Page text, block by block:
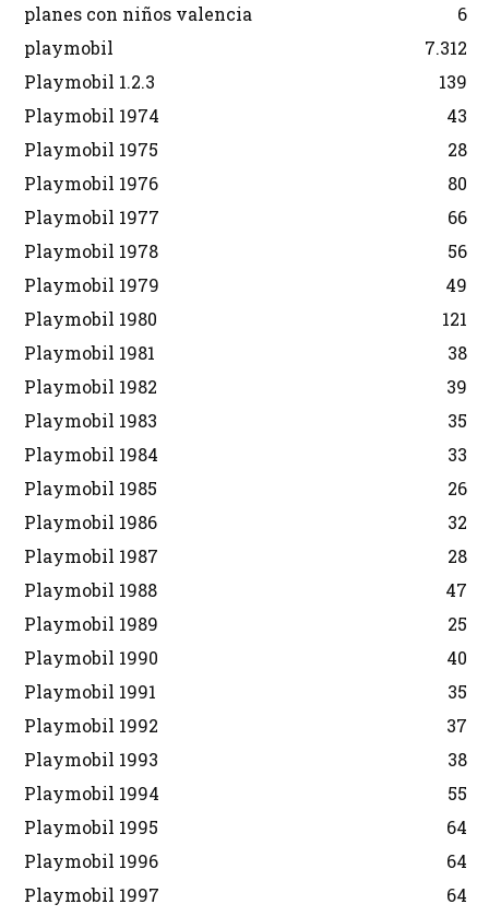
planes con niños valencia
6
playmobil
7.312
Playmobil 1.2.3
139
Playmobil 1974
43
Playmobil 1975
28
Playmobil 1976
80
Playmobil 1977
66
Playmobil 1978
56
Playmobil 1979
49
Playmobil 1980
121
Playmobil 1981
38
Playmobil 1982
39
Playmobil 1983
35
Playmobil 1984
33
Playmobil 1985
26
Playmobil 1986
32
Playmobil 1987
28
Playmobil 1988
47
Playmobil 1989
25
Playmobil 1990
40
Playmobil 1991
35
Playmobil 1992
37
Playmobil 1993
38
Playmobil 1994
55
Playmobil 1995
64
Playmobil 1996
64
Playmobil 1997
64